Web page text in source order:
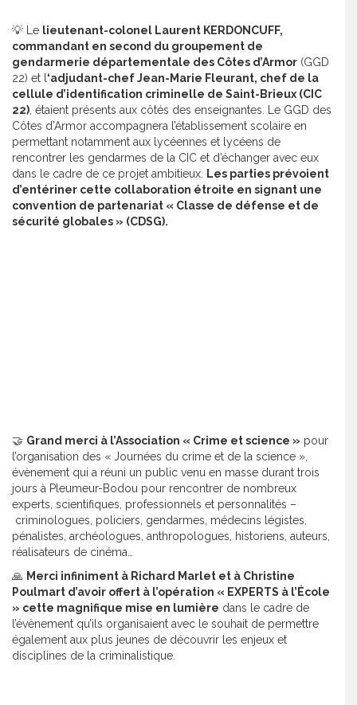
💡 Le lieutenant-colonel Laurent KERDONCUFF,
commandant en second du groupement de
gendarmerie départementale des Côtes d’Armor (GGD
22) et l‘adjudant-chef Jean-Marie Fleurant, chef de la
cellule d’identification criminelle de Saint-Brieux (CIC
22), étaient présents aux côtés des enseignantes. Le GGD des
Côtes d’Armor accompagnera l’établissement scolaire en
permettant notamment aux lycéennes et lycéens de
rencontrer les gendarmes de la CIC et d’échanger avec eux
dans le cadre de ce projet ambitieux. Les parties prévoient
d’entériner cette collaboration étroite en signant une
convention de partenariat « Classe de défense et de
sécurité globales » (CDSG).
🤝 Grand merci à l’Association « Crime et science » pour
l’organisation des « Journées du crime et de la science »,
évènement qui a réuni un public venu en masse durant trois
jours à Pleumeur-Bodou pour rencontrer de nombreux
experts, scientifiques, professionnels et personnalités –
criminologues, policiers, gendarmes, médecins légistes,
pénalistes, archéologues, anthropologues, historiens, auteurs,
réalisateurs de cinéma…
🙏 Merci infiniment à Richard Marlet et à Christine
Poulmart d’avoir offert à l’opération « EXPERTS à l’École
» cette magnifique mise en lumière dans le cadre de
l’évènement qu’ils organisaient avec le souhait de permettre
également aux plus jeunes de découvrir les enjeux et
disciplines de la criminalistique.